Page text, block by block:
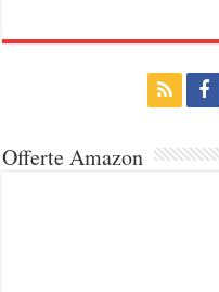
Offerte Amazon